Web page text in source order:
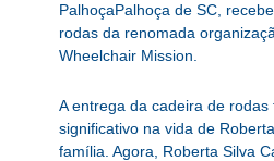
PalhoçaPalhoça de SC,
rodas da renomada
Wheelchair Mission.
A entrega da cadeira de rodas
significativo na vida de
família. Agora, Roberta Silva